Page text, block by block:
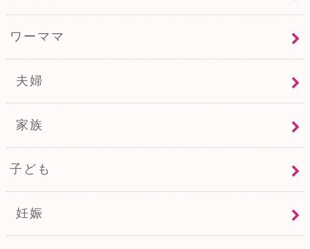
ワーママ
夫婦
家族
子ども
妊娠